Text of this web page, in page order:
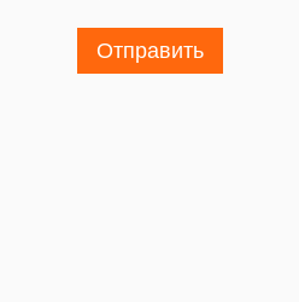
Отправить